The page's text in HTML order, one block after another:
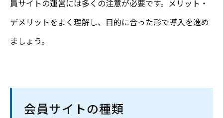
員サイトの運営には多くの注意が必要です。メリット・
デメリットをよく理解し、目的に合った形で導入を進め
ましょう。
会員サイトの種類